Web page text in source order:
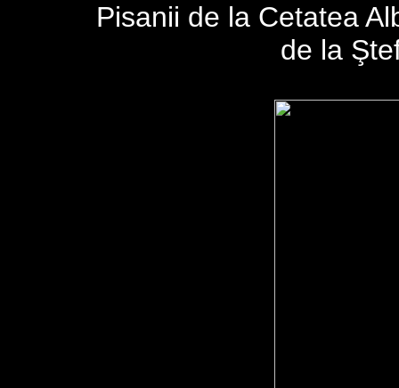
Pisanii de la Cetatea
de la